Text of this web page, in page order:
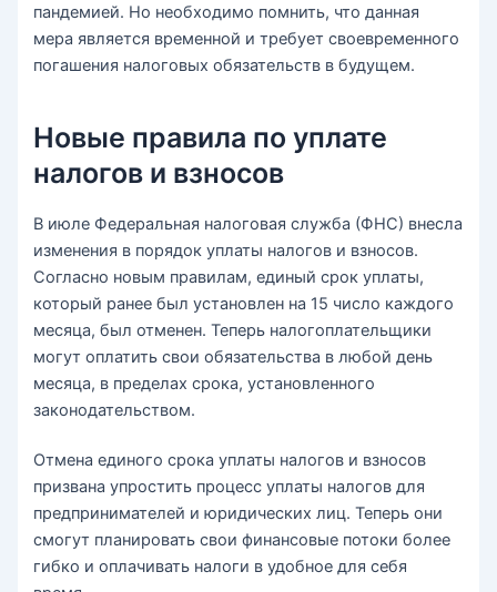
пандемией. Но необходимо помнить, что данная
мера является временной и требует своевременного
погашения налоговых обязательств в будущем.
Новые правила по уплате
налогов и взносов
В июле Федеральная налоговая служба (ФНС) внесла
изменения в порядок уплаты налогов и взносов.
Согласно новым правилам, единый срок уплаты,
который ранее был установлен на 15 число каждого
месяца, был отменен. Теперь налогоплательщики
могут оплатить свои обязательства в любой день
месяца, в пределах срока, установленного
законодательством.
Отмена единого срока уплаты налогов и взносов
призвана упростить процесс уплаты налогов для
предпринимателей и юридических лиц. Теперь они
смогут планировать свои финансовые потоки более
гибко и оплачивать налоги в удобное для себя